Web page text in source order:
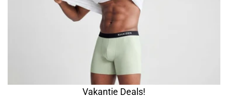
Vakantie Deals!